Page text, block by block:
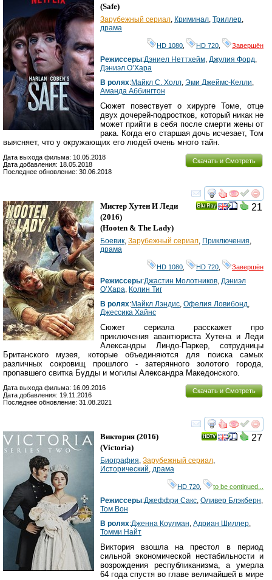
(Safe)
Зарубежный сериал, Криминал, Триллер,
драма
HD 1080 HD 720 Завершён
Режиссеры:Дэниел Неттхейм, Джулия Форд,
Дэниэл О’Хара
В ролях:Майкл С. Холл, Эми Джеймс-Келли,
Аманда Аббингтон
Сюжет повествует о хирурге Томе, отце
двух дочерей-подростков, который никак не
может прийти в себя после смерти жены от
рака. Когда его старшая дочь исчезает, Том
выясняет, что у окружающих его людей очень много тайн.
Скачать и Смотреть
Дата выхода фильма: 10.05.2018
Дата добавления: 18.05.2018
Последнее обновление: 30.06.2018
смотреть
21
Мистер Хутен И Леди
(2016)
(Hooten & The Lady)
Боевик, Зарубежный сериал, Приключения,
драма
HD 1080 HD 720 Завершён
Режиссеры:Джастин Молотников, Дэниэл
О’Хара, Колин Тиг
В ролях:Майкл Лэндис, Офелия Ловибонд,
Джессика Хайнс
Сюжет сериала расскажет про
приключения авантюриста Хутена и Леди
Александры Линдо-Паркер, сотрудницы
Британского музея, которые объединяются для поиска самых
различных сокровищ прошлого - затерянного золотого города,
пропавшего свитка Будды и могилы Александра Македонского.
Скачать и Смотреть
Дата выхода фильма: 16.09.2016
Дата добавления: 19.11.2016
Последнее обновление: 31.08.2021
смотреть
27
Виктория (2016)
(Victoria)
Биография, Зарубежный сериал,
Исторический, драма
HD 720 to be continued...
Режиссеры:Джеффри Сакс, Оливер Блэкберн,
Том Вон
В ролях:Дженна Коулман, Адриан Шиллер,
Томми Найт
Виктория взошла на престол в период
сильной экономической нестабильности и
возрождения республиканизма, а умерла
64 года спустя во главе величайшей в мире